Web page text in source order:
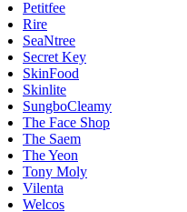
Petitfee
Rire
SeaNtree
Secret Key
SkinFood
Skinlite
SungboCleamy
The Face Shop
The Saem
The Yeon
Tony Moly
Vilenta
Welcos